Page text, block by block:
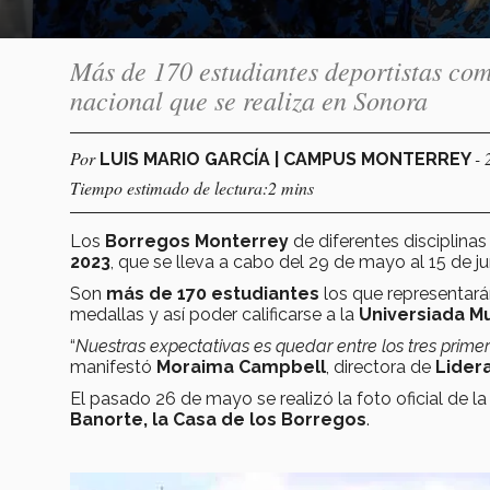
Más de 170 estudiantes deportistas
nacional que se realiza en Sonora
Por LUIS MARIO GARCÍA | CAMPUS MONTERREY-
Tiempo estimado de lectura:2 mins
Los Borregos Monterrey de diferentes
2023 , que se lleva a cabo del 29 de mayo al 15 de
Son más de 170 estudiantes los que
medallas y así poder calificarse a la Universiada
“Nuestras expectativas es quedar entre los tres
manifestó Moraima Campbell , directora de
El pasado 26 de mayo se realizó la foto oficial de
Banorte, la Casa de los Borregos.